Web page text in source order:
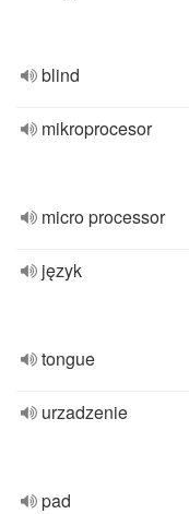
blind
mikroprocesor
micro processor
język
tongue
urzadzenie
pad